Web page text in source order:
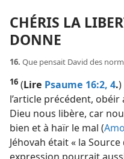
CHÉRIS LA
DONNE
16. Que pensait David des
16 (Lire Psaume 16:2, 4.)
l’article précédent,
Dieu nous libère, car
bien et à haïr le mal (
Jéhovah était « la